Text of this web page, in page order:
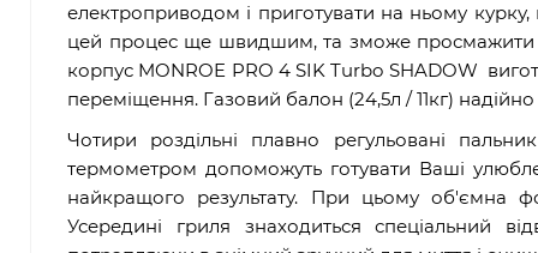
електроприводом і приготувати на ньому
цей процес ще швидшим, та зможе просмажити
корпус MONROE PRO 4 SIK Turbo SHADOW
переміщення. Газовий балон (24,5л / 11кг)
Чотири роздільні плавно регульовані
термометром допоможуть готувати Ваші
найкращого результату. При цьому об'ємна
Усередині гриля знаходиться спеціальний